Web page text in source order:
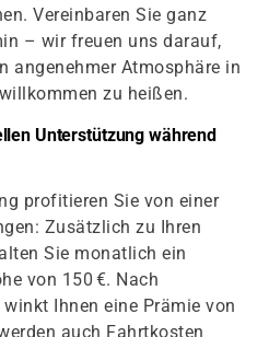
Vereinbaren Sie ganz
– wir freuen uns darauf,
angenehmer Atmosphäre in
zu heißen.
Unterstützung während
profitieren Sie von einer
Zusätzlich zu Ihren
Sie monatlich ein
von 150 €. Nach
Ihnen eine Prämie von
auch Fahrtkosten